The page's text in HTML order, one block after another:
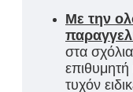
Με την
στα
τυχόν